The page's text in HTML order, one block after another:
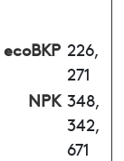
ecoBKP 226,
271
NPK 348,
342,
671